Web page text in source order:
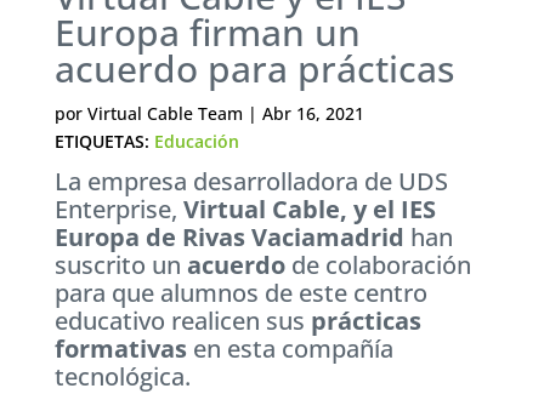
Europa firman un
acuerdo para prácticas
por Virtual Cable Team | Abr 16, 2021
ETIQUETAS: Educación
La empresa desarrolladora de UDS
Enterprise, Virtual Cable, y el IES
Europa de Rivas Vaciamadrid han
suscrito un acuerdode colaboración
para que alumnos de este centro
educativo realicen sus prácticas
formativasen esta compañía
tecnológica.